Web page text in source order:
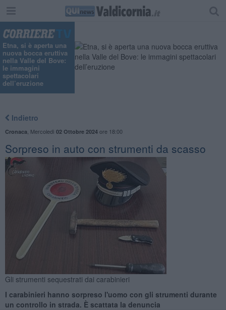
Etna, si è aperta una
nuova bocca eruttiva
nella Valle del Bove:
le immagini
spettacolari
dell’eruzione
Indietro
Cronaca Mercoledì 02 Ottobre 2024ore 18:00
Sorpreso in auto con strumenti da scasso
Gli strumenti sequestrati dai carabinieri
I carabinieri hanno sorpreso l'uomo con gli strumenti durante
un controllo in strada. È scattata la denuncia